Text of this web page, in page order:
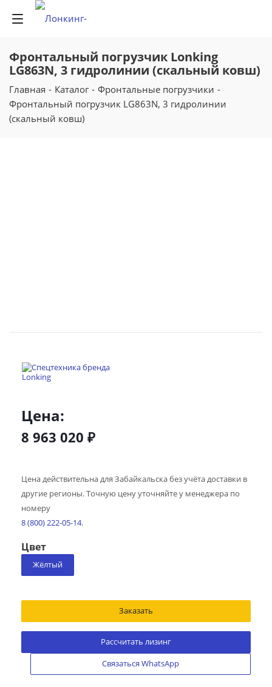
Фронтальный погрузчик Lonking
LG863N, 3 гидролинии (скальный ковш)
Главная - Каталог - Фронтальные погрузчики -
Фронтальный погрузчик LG863N, 3 гидролинии
(скальный ковш)
Цена:
8 963 020 ₽
Цена действительна для Забайкальска без учёта доставки в
другие регионы. Точную цену уточняйте у менеджера по
номеру
8 (800) 222-05-14.
Цвет
Жёлтый
Заказать
Рассчитать лизинг
Связаться WhatsApp